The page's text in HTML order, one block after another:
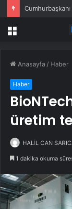
Menü
Anasayfa / Haber
Haber
üretim
HALİL CAN
1 dakika okuma